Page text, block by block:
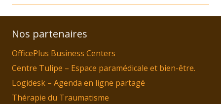
Nos partenaires
OfficePlus Business Centers
Centre Tulipe – Espace paramédicale et bien-être.
Logidesk – Agenda en ligne partagé
Thérapie du Traumatisme